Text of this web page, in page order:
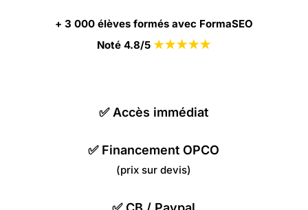
+ 3 000 élèves formés avec FormaSEO
Noté 4.8/5 ★★★★★
✅ Accès immédiat
✅ Financement OPCO
(prix sur devis)